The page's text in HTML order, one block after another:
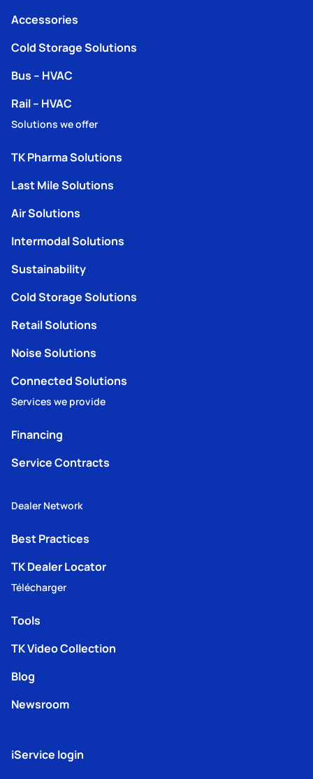
Accessories
Cold Storage Solutions
Bus – HVAC
Rail – HVAC
Solutions we offer
TK Pharma Solutions
Last Mile Solutions
Air Solutions
Intermodal Solutions
Sustainability
Cold Storage Solutions
Retail Solutions
Noise Solutions
Connected Solutions
Services we provide
Financing
Service Contracts
Dealer Network
Best Practices
TK Dealer Locator
Télécharger
Tools
TK Video Collection
Blog
Newsroom
iService login